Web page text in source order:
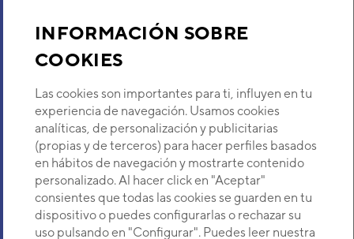
INFORMACIÓN SOBRE
COOKIES
Las cookies son importantes para ti, influyen en tu
experiencia de navegación. Usamos cookies
analíticas, de personalización y publicitarias
(propias y de terceros) para hacer perfiles basados
en hábitos de navegación y mostrarte contenido
personalizado. Al hacer click en "Aceptar"
consientes que todas las cookies se guarden en tu
dispositivo o puedes configurarlas o rechazar su
uso pulsando en "Configurar". Puedes leer nuestra
PARED INVERTER BLANCA
Código: 3NGF97411-Ref. fabricante:
UNIDAD INTERIOR AIRE
ACONDICIONADO 1X1
FUJITSU ASY25-KJ SPLIT
PARED INVERTER BLANCA
Código:3NGF97406- Ref. fabricante:
ASEH09KJCAL
VER DETALLE
Sobre Nosotros
Descubre Eurofred
Dónde Estamos
¿Buscas un servicio técnico?